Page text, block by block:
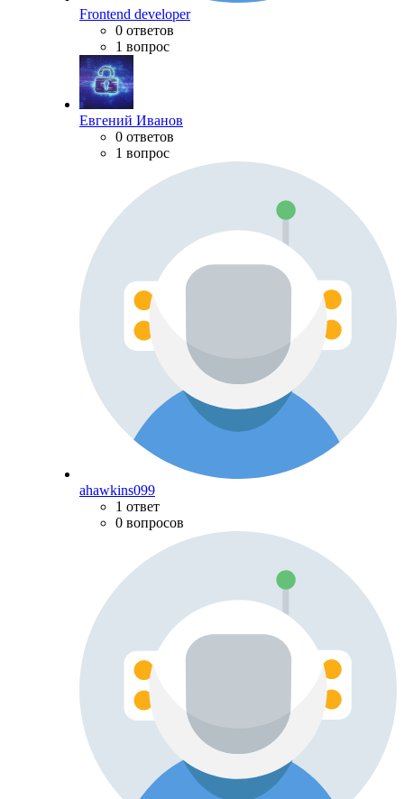
Frontend developer
0 ответов
1 вопрос
Евгений Иванов
0 ответов
1 вопрос
ahawkins099
1 ответ
0 вопросов